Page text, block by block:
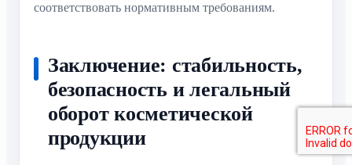
соответствовать нормативным требованиям.
Заключение: стабильность,
безопасность и легальный
оборот косметической
продукции